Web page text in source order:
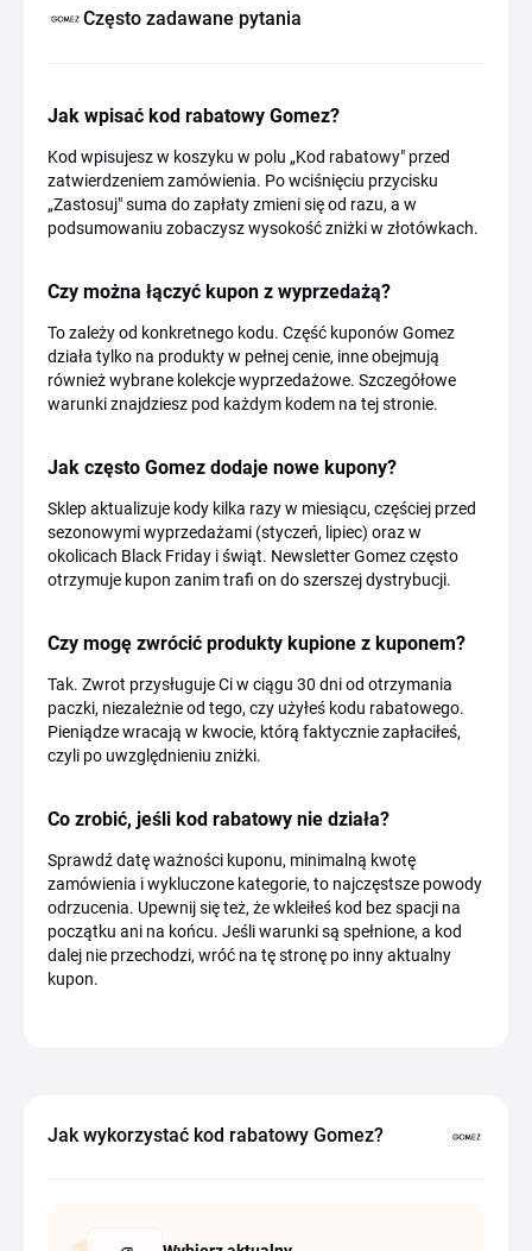
Często zadawane pytania
Jak wpisać kod rabatowy Gomez?
Kod wpisujesz w koszyku w polu „Kod rabatowy" przed
zatwierdzeniem zamówienia. Po wciśnięciu przycisku
„Zastosuj" suma do zapłaty zmieni się od razu, a w
podsumowaniu zobaczysz wysokość zniżki w złotówkach.
Czy można łączyć kupon z wyprzedażą?
To zależy od konkretnego kodu. Część kuponów Gomez
działa tylko na produkty w pełnej cenie, inne obejmują
również wybrane kolekcje wyprzedażowe. Szczegółowe
warunki znajdziesz pod każdym kodem na tej stronie.
Jak często Gomez dodaje nowe kupony?
Sklep aktualizuje kody kilka razy w miesiącu, częściej przed
sezonowymi wyprzedażami (styczeń, lipiec) oraz w
okolicach Black Friday i świąt. Newsletter Gomez często
otrzymuje kupon zanim trafi on do szerszej dystrybucji.
Czy mogę zwrócić produkty kupione z kuponem?
Tak. Zwrot przysługuje Ci w ciągu 30 dni od otrzymania
paczki, niezależnie od tego, czy użyłeś kodu rabatowego.
Pieniądze wracają w kwocie, którą faktycznie zapłaciłeś,
czyli po uwzględnieniu zniżki.
Co zrobić, jeśli kod rabatowy nie działa?
Sprawdź datę ważności kuponu, minimalną kwotę
zamówienia i wykluczone kategorie, to najczęstsze powody
odrzucenia. Upewnij się też, że wkleiłeś kod bez spacji na
początku ani na końcu. Jeśli warunki są spełnione, a kod
dalej nie przechodzi, wróć na tę stronę po inny aktualny
kupon.
Jak wykorzystać kod rabatowy Gomez?